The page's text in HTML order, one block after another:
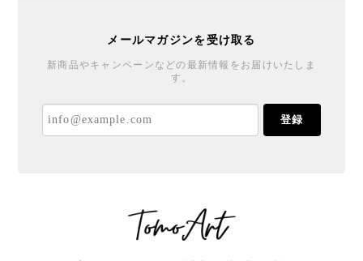
メールマガジンを受け取る
新商品やキャンペーンなどの最新情報をお届けいたしま
す。
登録